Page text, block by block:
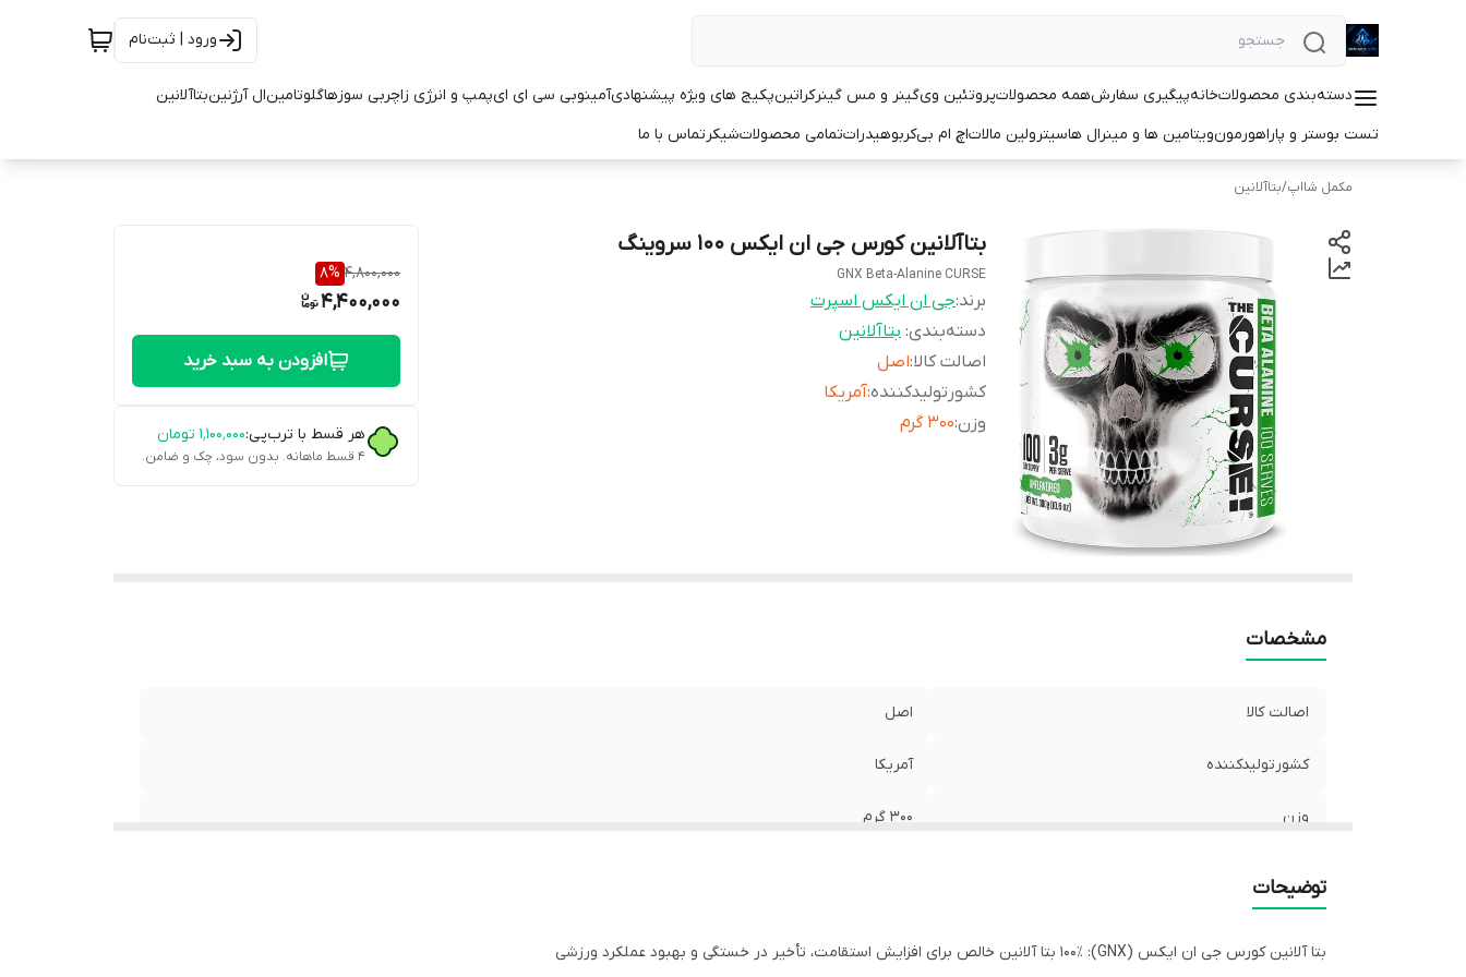
ورود | ثبت‌نام
دسته‌بندی محصولاتخانهپیگیری سفارشهمه محصولاتپروتئین ویگینر و مس گینرکراتینپکیج های ویژه پیشنهادیآمینوبی سی ای ایپمپ و انرژی زاچربی سوزهاگلوتامینال آرژنینبتاآلانین
تست بوستر و پاراهورمونویتامین ها و مینرال هاسیترولین مالاتاچ ام بیکربوهیدراتتمامی محصولاتشیکرتماس با ما
مکمل شااپ/بتاآلانین
بتاآلانین کورس جی ان ایکس ۱۰۰ سروینگ
GNX Beta-Alanine CURSE
برند:جی ان ایکس اسپرت
دسته‌بندی: بتاآلانین
اصالت کالا:اصل
کشورتولیدکننده:آمریکا
وزن:۳۰۰ گرم
4,800,000
8%
4,400,000
افزودن به سبد خرید
هر قسط با ترب‌پی:۱٬۱۰۰٬۰۰۰ تومان
۴ قسط ماهانه. بدون سود، چک و ضامن.
مشخصات
اصالت کالا اصل
کشورتولیدکننده آمریکا
وزن ۳۰۰ گرم
توضیحات
بتا آلانین کورس جی ان ایکس (GNX): ۱۰۰٪ بتا آلانین خالص برای افزایش استقامت، تأخیر در خستگی و بهبود عملکرد ورزشی